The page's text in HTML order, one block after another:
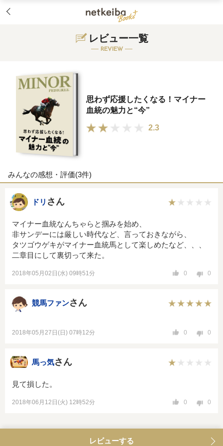
レビュー一覧
REVIEW
思わず応援したくなる！マイナー
血統の魅力と“今”
2.3
みんなの感想・評価(3件)
ドリ さん
マイナー血統なんちゃらと掴みを始め、
非サンデーには厳しい時代など、言っておきながら、
タツゴウゲキがマイナー血統馬として楽しめたなど、、、
二章目にして裏切って来た。
2018年05月02日(水) 09時51分 0 0
競馬ファンさん
2018年05月27日(日) 07時12分 0 0
馬っ気さん
見て損した。
2018年06月12日(火) 12時52分 0 0
レビューする